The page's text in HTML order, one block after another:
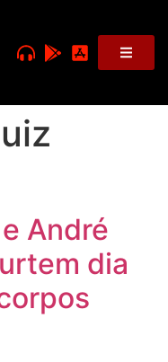
André
dia